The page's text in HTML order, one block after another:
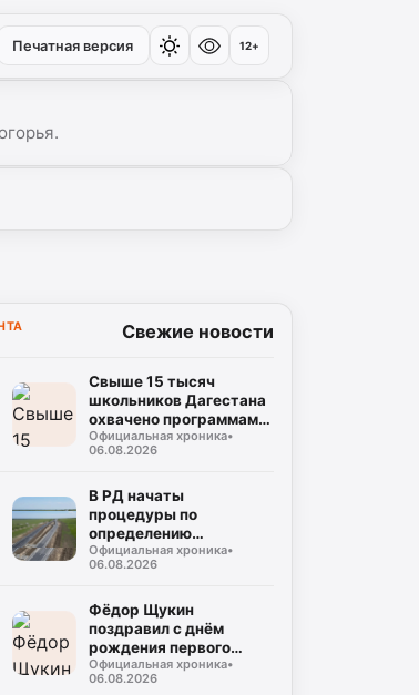
Печатная версия 12+
Свежие новости
Свыше 15 тысяч
школьников Дагестана
охвачено программами
социальной
профилактики в 2026
Официальная хроника•
06.08.2026
В РД начаты
процедуры по
определению
подрядчика для
строительства
Махачкалы
Официальная хроника•
06.08.2026
Фёдор Щукин
поздравил с днём
рождения первого
президента РД Муху
Алиева
Официальная хроника•
06.08.2026